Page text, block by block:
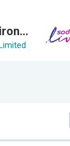
Health Safety, Environment & Quality Assurance Officer (Maternity cover – 5 months contract)